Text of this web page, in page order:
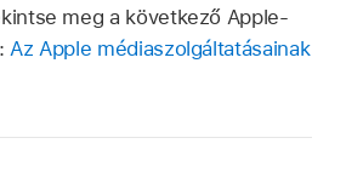
meg a következő Apple-
Az Apple médiaszolgáltatásainak